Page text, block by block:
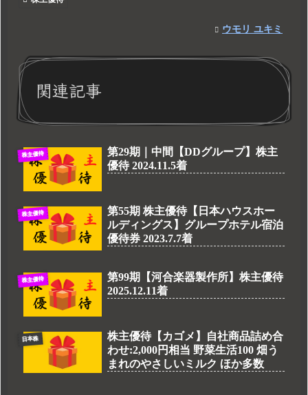
ウモリ ユキミ
関連記事
株主優待
第29期｜中間【DDグループ】株主
優待 2024.11.5着
株主優待
第55期 株主優待【日本ハウスホー
ルディングス】グループホテル宿泊
優待券 2023.7.7着
株主優待
第99期【河合楽器製作所】株主優待
2025.12.11着
日本株
株主優待【カゴメ】自社商品詰め合
わせ:2,000円相当 野菜生活100 畑う
まれのやさしいミルク ほか多数